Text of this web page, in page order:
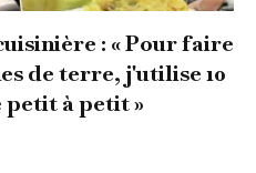
: « Pour faire
de terre, j'utilise 10
à petit »